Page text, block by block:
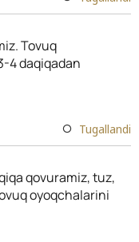
Tovuq
4 daqiqadan
Tugallandi
qovuramiz, tuz,
oyoqchalarini